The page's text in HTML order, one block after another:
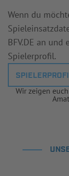
Wenn du
BFV.DE an
Spielerprofil.
Wir zeigen